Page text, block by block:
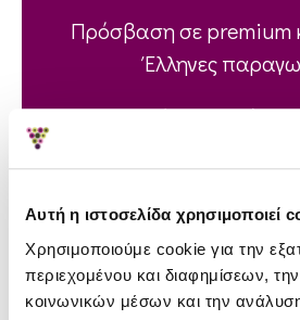
Αυτή η ιστοσελίδα χρησιμοποιεί
Χρησιμοποιούμε cookie για την
περιεχομένου και διαφημίσεων,
κοινωνικών μέσων και την
Πρόσβαση σε premium
Έλληνες
Ενοποιημένη
Εξατομικευμένες
βάσει των αναγκών